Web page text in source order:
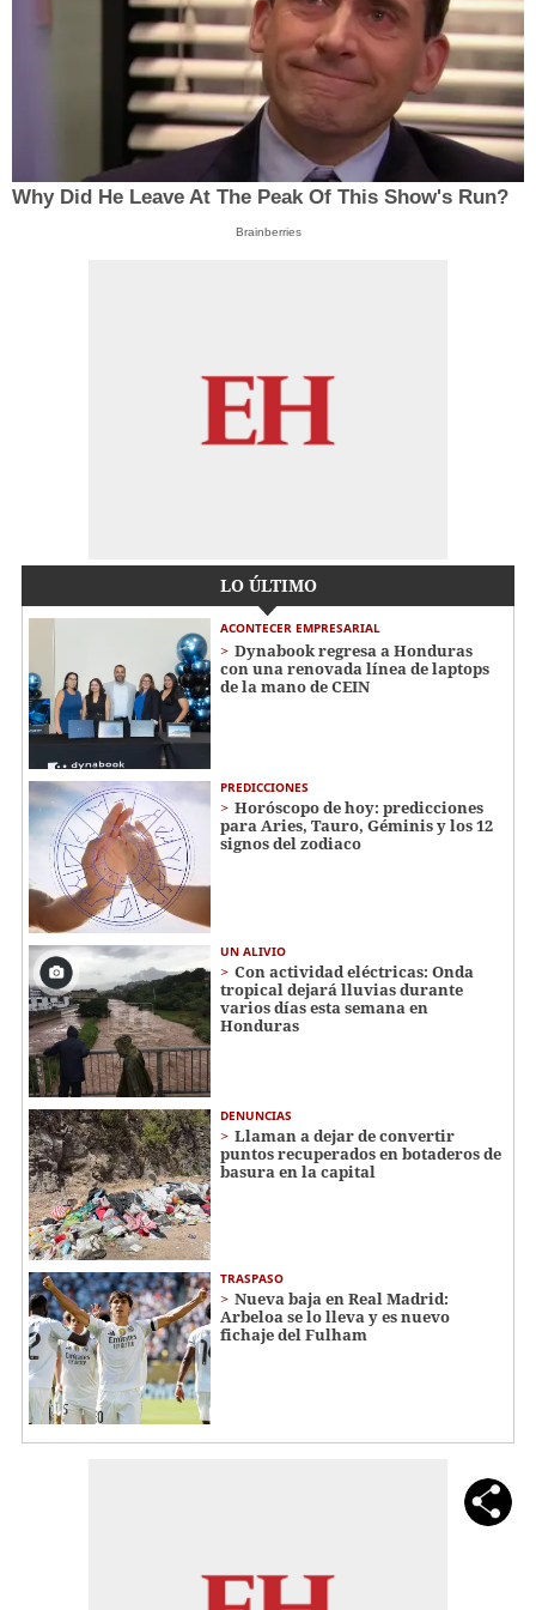
Why Did He Leave At The Peak Of This Show's Run?
Brainberries
LO ÚLTIMO
ACONTECER EMPRESARIAL
Dynabook regresa a Honduras
con una renovada línea de laptops
de la mano de CEIN
PREDICCIONES
Horóscopo de hoy: predicciones
para Aries, Tauro, Géminis y los 12
signos del zodiaco
UN ALIVIO
Con actividad eléctricas: Onda
tropical dejará lluvias durante
varios días esta semana en
Honduras
DENUNCIAS
Llaman a dejar de convertir
puntos recuperados en botaderos de
basura en la capital
TRASPASO
Nueva baja en Real Madrid:
Arbeloa se lo lleva y es nuevo
fichaje del Fulham